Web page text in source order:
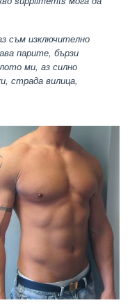
съм изключително
парите, бързи
ми, аз силно
страда вилица,